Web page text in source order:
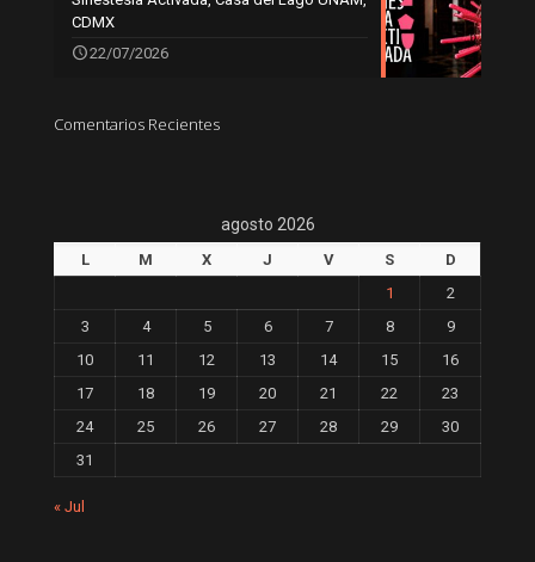
CDMX
22/07/2026
Comentarios Recientes
agosto 2026
L M X J V S
D
1
2
3
4 5 6 7 8
9
10
11 12 13 14 15
16
17
18 19 20 21 22
23
24
25 26 27 28 29
30
31
« Jul